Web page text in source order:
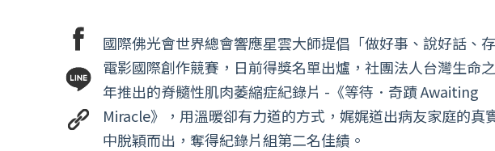
國際佛光會世界總會響應星雲大師提倡「做好事、說好話、
電影國際創作競賽，日前得獎名單出爐，社團法人台灣生命
年推出的脊髓性肌肉萎縮症紀錄片 -《等待．奇蹟 Awaiting
Miracle》，用溫暖卻有力道的方式，娓娓道出病友家庭的
中脫穎而出，奪得紀錄片組第二名佳績。